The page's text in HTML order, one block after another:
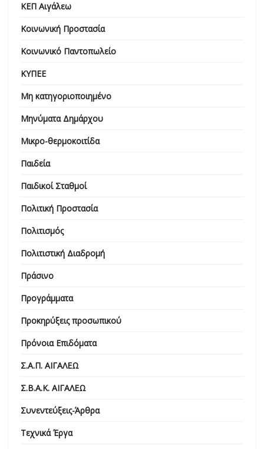
ΚΕΠ Αιγάλεω
Κοινωνική Προστασία
Κοινωνικό Παντοπωλείο
ΚΥΠΕΕ
Μη κατηγοριοποιημένο
Μηνύματα Δημάρχου
Μικρο-θερμοκοιτίδα
Παιδεία
Παιδικοί Σταθμοί
Πολιτική Προστασία
Πολιτισμός
Πολιτιστική Διαδρομή
Πράσινο
Προγράμματα
Προκηρύξεις προσωπικού
Πρόνοια Επιδόματα
Σ.Α.Π. ΑΙΓΑΛΕΩ
Σ.Β.Α.Κ. ΑΙΓΑΛΕΩ
Συνεντεύξεις-Άρθρα
Τεχνικά Έργα